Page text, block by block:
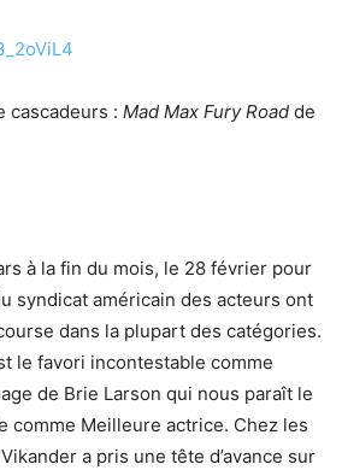
cascadeurs : Mad Max Fury Road de
à la fin du mois, le 28 février pour
syndicat américain des acteurs ont
dans la plupart des catégories.
le favori incontestable comme
de Brie Larson qui nous paraît le
comme Meilleure actrice. Chez les
a pris une tête d’avance sur